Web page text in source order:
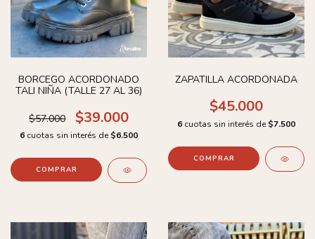
BORCEGO ACORDONADO
TALI NIÑA (TALLE 27 AL 36)
$57.000 $39.000
6 cuotas sin interés de $6.500
COMPRAR
ZAPATILLA ACORDONADA
$45.000
6 cuotas sin interés de $7.500
COMPRAR